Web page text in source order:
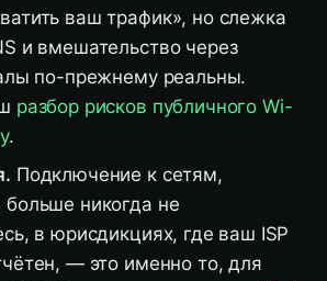
ваш трафик», но слежка
и вмешательство через
по-прежнему реальны.
разбор рисков публичного Wi-
.
Подключение к сетям,
никогда не
в юрисдикциях, где ваш ISP
— это именно то, для